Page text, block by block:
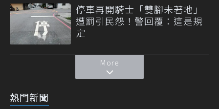
停車再開騎士「雙腳未著地」
遭罰引民怨！警回覆：這是規
定
More
熱門新聞